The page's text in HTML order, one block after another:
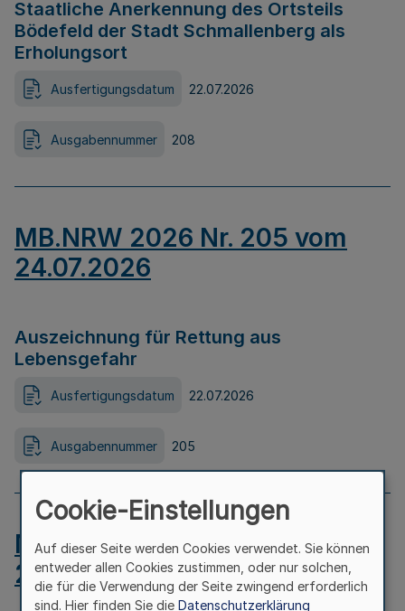
Staatliche Anerkennung des Ortsteils
Bödefeld der Stadt Schmallenberg als
Erholungsort
Ausfertigungsdatum 22.07.2026
Ausgabennummer 208
MB.NRW 2026 Nr. 205 vom
24.07.2026
Auszeichnung für Rettung aus
Lebensgefahr
Ausfertigungsdatum 22.07.2026
Ausgabennummer 205
MB.NRW 2026 Nr. 204 vom
24.07.2026
Cookie-Einstellungen
Auf dieser Seite werden Cookies verwendet. Sie können
entweder allen Cookies zustimmen, oder nur solchen,
die für die Verwendung der Seite zwingend erforderlich
sind. Hier finden Sie die Datenschutzerklärung